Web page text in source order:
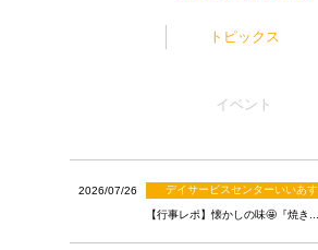
トピックス
2026/07/26 デイサービスセンターいいあす
【行事レポ】懐かしの味🤩『焼き...
イベント